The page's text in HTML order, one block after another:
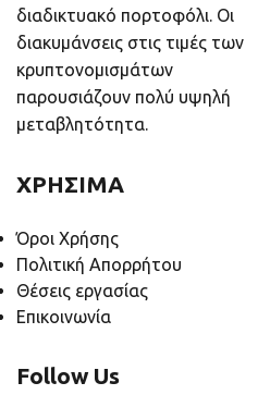
διαδικτυακό πορτοφόλι. Οι
διακυμάνσεις στις τιμές των
κρυπτονομισμάτων
παρουσιάζουν πολύ υψηλή
μεταβλητότητα.
ΧΡΗΣΙΜΑ
Όροι Χρήσης
Πολιτική Απορρήτου
Θέσεις εργασίας
Επικοινωνία
Follow Us